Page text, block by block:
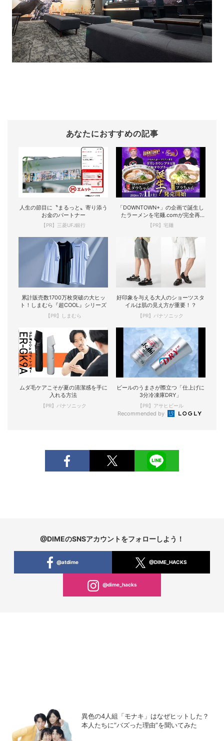
あなたにおすすめの記事
人生の節目に〝まるっと〟寄り添う
お金のパートナー
【PR】三菱UFJ銀行
「DOWNTOWN+」の企画で誕生し
たラーメンを宅麺.comが完全再
現！
【PR】宅麺
累計販売数1700万枚突破の大ヒッ
ト！しまむら『超COOL』シリーズ
【PR】しまむら
好印象を与える大人のショーツスタ
イルは肌の見え方が重要！？
【PR】パナソニック
ムダ毛ケアこそが夏の清潔感を手に
入れる方法
【PR】パナソニック
ビールのうまさが際立つ「仕上げに
3分冷凍庫DRY」
【PR】アサヒビール
Recommended by
@DIMEのSNSアカウントをフォローしよう！
@atdime @DIME_HACKS
@dime_hacks
異色の4人組「モナキ」はなぜヒットした？
本人たちに”バズった理由”を聞いてみた